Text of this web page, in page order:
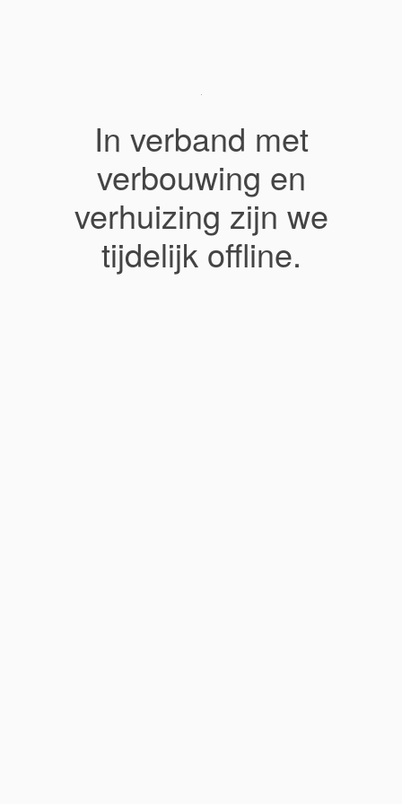
In verband met
verbouwing en
verhuizing zijn we
tijdelijk offline.